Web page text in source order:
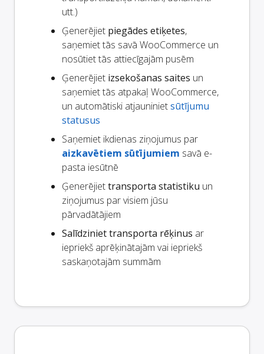
utt.)
Ģenerējiet piegādes etiķetes,
saņemiet tās savā WooCommerce un
nosūtiet tās attiecīgajām pusēm
Ģenerējiet izsekošanas saites un
saņemiet tās atpakaļ WooCommerce,
un automātiski atjauninietsūtījumu
statusus
Saņemiet ikdienas ziņojumus par
aizkavētiem sūtījumiem savā e-
pasta iesūtnē
Ģenerējiettransporta statistiku un
ziņojumus par visiem jūsu
pārvadātājiem
Salīdziniet transporta rēķinus ar
iepriekš aprēķinātajām vai iepriekš
saskaņotajām summām